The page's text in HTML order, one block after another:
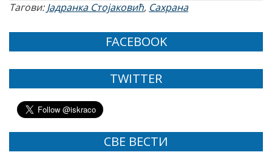
Тагови:Јадранка Стојаковић, Сахрана
FACEBOOK
TWITTER
СВЕ ВЕСТИ